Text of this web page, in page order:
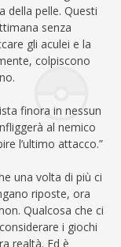
della pelle. Questi
senza
gli aculei e la
colpiscono
finora in nessun
al nemico
l’ultimo attacco.”
una volta di più ci
riposte, ora
Qualcosa che ci
i giochi
realtà. Ed è